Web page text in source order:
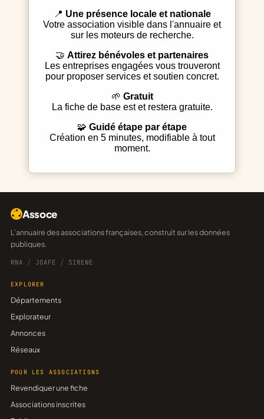
Une présence locale et nationale
Votre association visible dans l'annuaire et
sur les moteurs de recherche.
Attirez bénévoles et partenaires
Les entreprises engagées vous trouveront
pour proposer services et soutien concret.
Gratuit
La fiche de base est et restera gratuite.
Guidé étape par étape
Création en 5 minutes, modifiable à tout
moment.
Assoce
L'annuaire des associations françaises, construit sur les données
publiques.
RNA / JOAFE / SIRENE
EXPLORER
Départements
Explorateur
Annonces
Réseaux
POUR LES ASSOCIATIONS
Revendiquer une fiche
Associations inscrites